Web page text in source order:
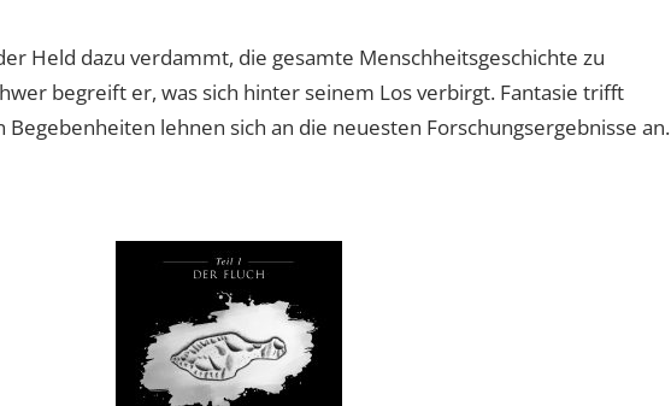
Held dazu verdammt, die gesamte Menschheitsgeschichte zu
begreift er, was sich hinter seinem Los verbirgt. Fantasie trifft
Begebenheiten lehnen sich an die neuesten Forschungsergebnisse an.